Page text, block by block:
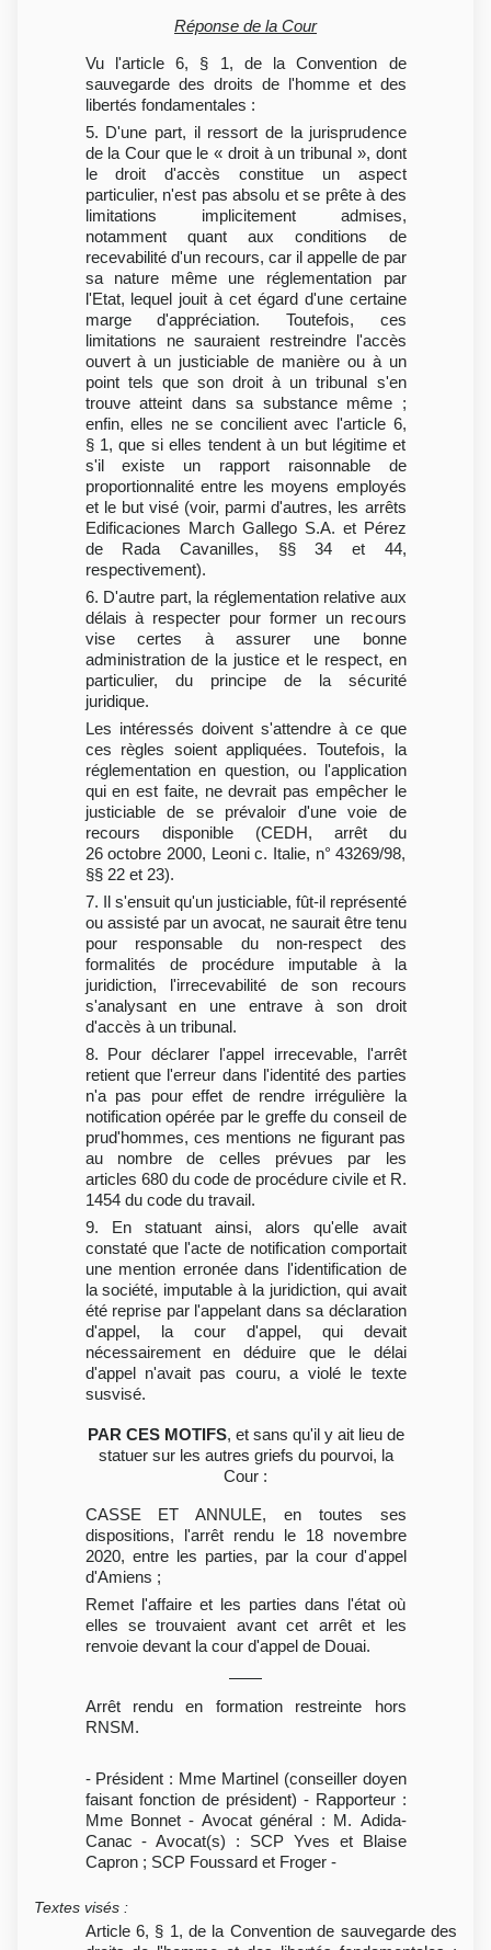
Réponse de la Cour
Vu l'article 6, § 1, de la Convention de
sauvegarde des droits de l'homme et des
libertés fondamentales :
5. D'une part, il ressort de la jurisprudence
de la Cour que le « droit à un tribunal », dont
le droit d'accès constitue un aspect
particulier, n'est pas absolu et se prête à des
limitations implicitement admises,
notamment quant aux conditions de
recevabilité d'un recours, car il appelle de par
sa nature même une réglementation par
l'Etat, lequel jouit à cet égard d'une certaine
marge d'appréciation. Toutefois, ces
limitations ne sauraient restreindre l'accès
ouvert à un justiciable de manière ou à un
point tels que son droit à un tribunal s'en
trouve atteint dans sa substance même ;
enfin, elles ne se concilient avec l'article 6,
§ 1, que si elles tendent à un but légitime et
s'il existe un rapport raisonnable de
proportionnalité entre les moyens employés
et le but visé (voir, parmi d'autres, les arrêts
Edificaciones March Gallego S.A. et Pérez
de Rada Cavanilles, §§ 34 et 44,
respectivement).
6. D'autre part, la réglementation relative aux
délais à respecter pour former un recours
vise certes à assurer une bonne
administration de la justice et le respect, en
particulier, du principe de la sécurité
juridique.
Les intéressés doivent s'attendre à ce que
ces règles soient appliquées. Toutefois, la
réglementation en question, ou l'application
qui en est faite, ne devrait pas empêcher le
justiciable de se prévaloir d'une voie de
recours disponible (CEDH, arrêt du
26 octobre 2000, Leoni c. Italie, n° 43269/98,
§§ 22 et 23).
7. Il s'ensuit qu'un justiciable, fût-il représenté
ou assisté par un avocat, ne saurait être tenu
pour responsable du non-respect des
formalités de procédure imputable à la
juridiction, l'irrecevabilité de son recours
s'analysant en une entrave à son droit
d'accès à un tribunal.
8. Pour déclarer l'appel irrecevable, l'arrêt
retient que l'erreur dans l'identité des parties
n'a pas pour effet de rendre irrégulière la
notification opérée par le greffe du conseil de
prud'hommes, ces mentions ne figurant pas
au nombre de celles prévues par les
articles 680 du code de procédure civile et R.
1454 du code du travail.
9. En statuant ainsi, alors qu'elle avait
constaté que l'acte de notification comportait
une mention erronée dans l'identification de
la société, imputable à la juridiction, qui avait
été reprise par l'appelant dans sa déclaration
d'appel, la cour d'appel, qui devait
nécessairement en déduire que le délai
d'appel n'avait pas couru, a violé le texte
susvisé.
PAR CES MOTIFS, et sans qu'il y ait lieu de
statuer sur les autres griefs du pourvoi, la
Cour :
CASSE ET ANNULE, en toutes ses
dispositions, l'arrêt rendu le 18 novembre
2020, entre les parties, par la cour d'appel
d'Amiens ;
Remet l'affaire et les parties dans l'état où
elles se trouvaient avant cet arrêt et les
renvoie devant la cour d'appel de Douai.
Arrêt rendu en formation restreinte hors
RNSM.
- Président : Mme Martinel (conseiller doyen
faisant fonction de président) - Rapporteur :
Mme Bonnet - Avocat général : M. Adida-
Canac - Avocat(s) : SCP Yves et Blaise
Capron ; SCP Foussard et Froger -
Textes visés :
Article 6, § 1, de la Convention de sauvegarde des